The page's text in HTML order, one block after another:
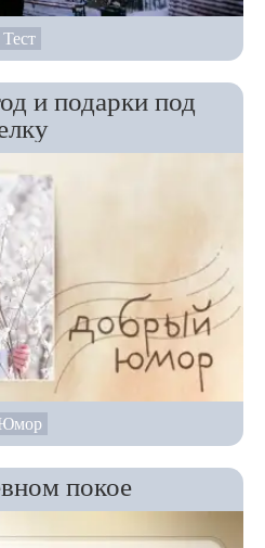
Тест
и подарки под
покое